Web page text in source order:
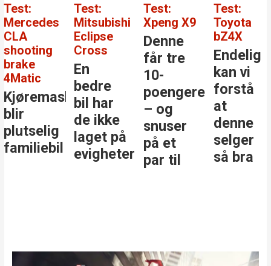
Test:
Mercedes
CLA
shooting
brake
4Matic
Kjøremaskinen
blir
plutselig
familiebil
Test:
Mitsubishi
Eclipse
Cross
En
bedre
bil har
de ikke
laget på
evigheter
Test:
Xpeng X9
Denne
får tre
10-
poengere
– og
snuser
på et
par til
Test:
Toyota
bZ4X
Endelig
kan vi
forstå
at
denne
selger
så bra